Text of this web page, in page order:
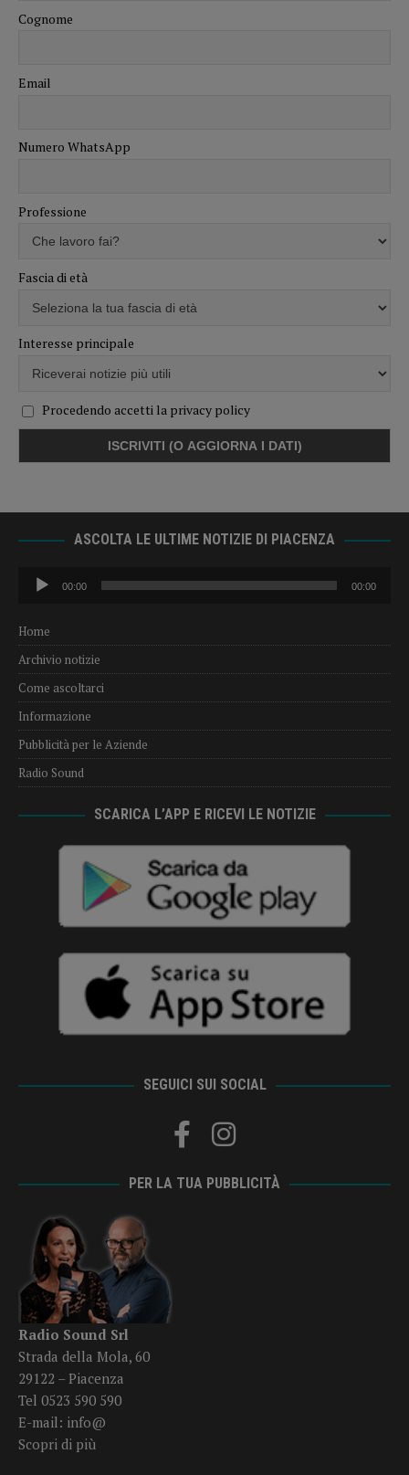
Cognome
Email
Numero WhatsApp
Professione
Fascia di età
Interesse principale
Procedendo accetti la privacy policy
ASCOLTA LE ULTIME NOTIZIE DI PIACENZA
Audio
Player
00:00 00:00
Home
Archivio notizie
Come ascoltarci
Informazione
Pubblicità per le Aziende
Radio Sound
SCARICA L’APP E RICEVI LE NOTIZIE
SEGUICI SUI SOCIAL
PER LA TUA PUBBLICITÀ
Radio Sound Srl
Strada della Mola, 60
29122 – Piacenza
Tel 0523 590 590
E-mail: info@
Scopri di più